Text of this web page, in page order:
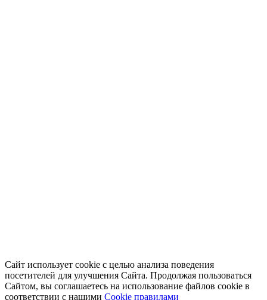
Сайт использует cookie с целью анализа поведения
посетителей для улучшения Сайта. Продолжая пользоваться
Сайтом, вы соглашаетесь на использование файлов cookie в
соответствии с нашими Cookiе правилами